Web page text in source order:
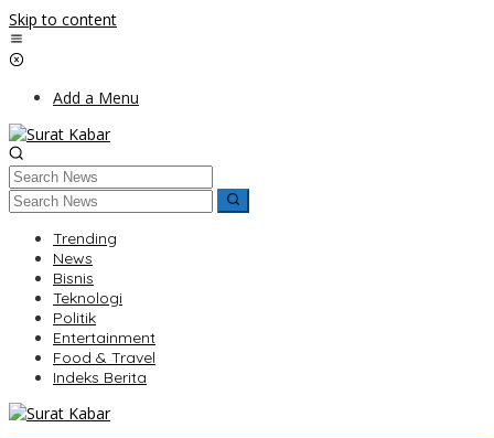
Skip to content
Add a Menu
Trending
News
Bisnis
Teknologi
Politik
Entertainment
Food & Travel
Indeks Berita